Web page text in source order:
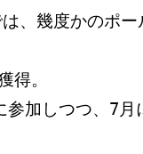
かのポール
。
加しつつ、7月